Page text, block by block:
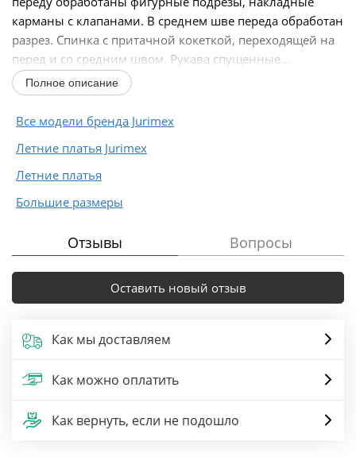
карманы с клапанами. В среднем шве переда обработан
разрез. Спинка с притачной кокеткой, переходящей на
перед и со средним швом. Рукава спущенные...
Полное описание
Все модели бренда Jurimex
Летние платья Jurimex
Летние платья
Большие размеры
Отзывы Вопросы
Оставить новый отзыв
Как мы доставляем
Как можно оплатить
Как вернуть, если не подошло